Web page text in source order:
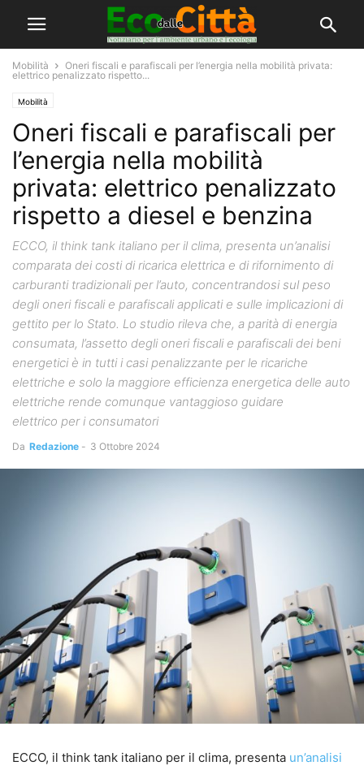
Mobilità
Oneri fiscali e parafiscali per l’energia nella mobilità privata:
elettrico penalizzato rispetto...
Mobilità
Oneri fiscali e parafiscali per
l’energia nella mobilità
privata: elettrico penalizzato
rispetto a diesel e benzina
ECCO, il think tank italiano per il clima, presenta un’analisi
comparata dei costi di ricarica elettrica e di rifornimento di
carburanti tradizionali per l’auto, concentrandosi sul peso
degli oneri fiscali e parafiscali applicati e sulle implicazioni di
gettito per lo Stato. Lo studio rileva che, a parità di energia
consumata, l’assetto degli oneri fiscali e parafiscali dei beni
energetici è in tutti i casi penalizzante per le ricariche
elettriche e solo la maggiore efficienza energetica delle auto
elettriche rende comunque vantaggioso guidare
elettrico per i consumatori
Da Redazione - 3 Ottobre 2024
ECCO, il think tank italiano per il clima, presenta un’analisi